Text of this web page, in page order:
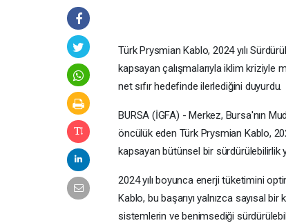
Türk Prysmian Kablo, 2024 yılı
kapsayan çalışmalarıyla iklim
net sıfır hedefinde ilerlediğini duyurdu.
BURSA (İGFA) - Merkez, Bursa'nın
öncülük eden Türk Prysmian Kablo,
kapsayan bütünsel bir sürdürülebilirlik
2024 yılı boyunca enerji tüketimini
Kablo, bu başarıyı yalnızca sayısal
sistemlerin ve benimsediği